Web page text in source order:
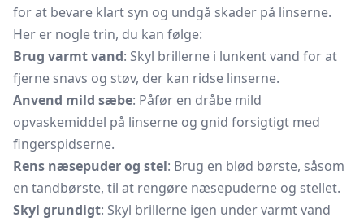
for at bevare klart syn og undgå skader på linserne.
Her er nogle trin, du kan følge:
Brug varmt vand: Skyl brillerne i lunkent vand for at
fjerne snavs og støv, der kan ridse linserne.
Anvend mild sæbe: Påfør en dråbe mild
opvaskemiddel på linserne og gnid forsigtigt med
fingerspidserne.
Rens næsepuder og stel: Brug en blød børste, såsom
en tandbørste, til at rengøre næsepuderne og stellet.
Skyl grundigt: Skyl brillerne igen under varmt vand